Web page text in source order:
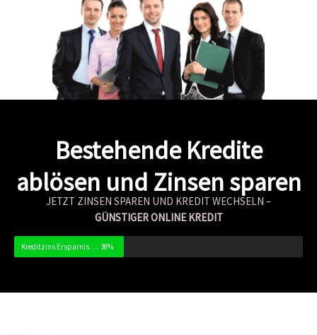
Bestehende Kredite
ablösen und Zinsen sparen
JETZT ZINSEN SPAREN UND KREDIT WECHSELN –
GÜNSTIGERONLINE KREDIT
Kreditzins Ersparnis bis zu 38%